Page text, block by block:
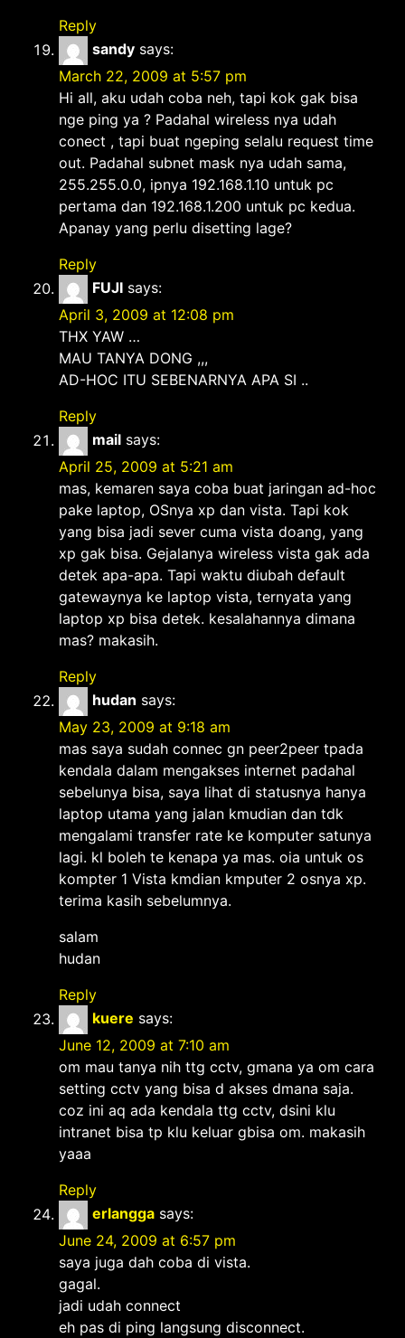
Reply
sandy says:
March 22, 2009 at 5:57 pm
Hi all, aku udah coba neh, tapi kok gak bisa
nge ping ya ? Padahal wireless nya udah
conect , tapi buat ngeping selalu request time
out. Padahal subnet mask nya udah sama,
255.255.0.0, ipnya 192.168.1.10 untuk pc
pertama dan 192.168.1.200 untuk pc kedua.
Apanay yang perlu disetting lage?
Reply
FUJI says:
April 3, 2009 at 12:08 pm
THX YAW …
MAU TANYA DONG ,,,
AD-HOC ITU SEBENARNYA APA SI ..
Reply
mail says:
April 25, 2009 at 5:21 am
mas, kemaren saya coba buat jaringan ad-hoc
pake laptop, OSnya xp dan vista. Tapi kok
yang bisa jadi sever cuma vista doang, yang
xp gak bisa. Gejalanya wireless vista gak ada
detek apa-apa. Tapi waktu diubah default
gatewaynya ke laptop vista, ternyata yang
laptop xp bisa detek. kesalahannya dimana
mas? makasih.
Reply
hudan says:
May 23, 2009 at 9:18 am
mas saya sudah connec gn peer2peer tpada
kendala dalam mengakses internet padahal
sebelunya bisa, saya lihat di statusnya hanya
laptop utama yang jalan kmudian dan tdk
mengalami transfer rate ke komputer satunya
lagi. kl boleh te kenapa ya mas. oia untuk os
kompter 1 Vista kmdian kmputer 2 osnya xp.
terima kasih sebelumnya.
salam
hudan
Reply
kuere says:
June 12, 2009 at 7:10 am
om mau tanya nih ttg cctv, gmana ya om cara
setting cctv yang bisa d akses dmana saja.
coz ini aq ada kendala ttg cctv, dsini klu
intranet bisa tp klu keluar gbisa om. makasih
yaaa
Reply
erlangga says:
June 24, 2009 at 6:57 pm
saya juga dah coba di vista.
gagal.
jadi udah connect
eh pas di ping langsung disconnect.